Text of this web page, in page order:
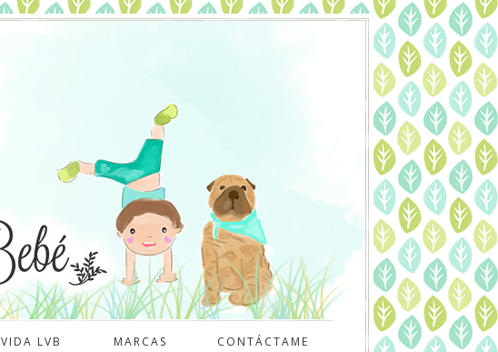
VIDA LVB MARCAS CONTÁCTAME